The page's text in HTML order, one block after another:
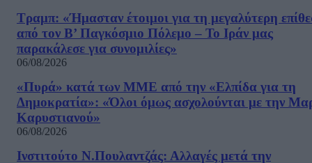
Τραμπ: «Ήμασταν έτοιμοι για τη μεγαλύτερη
από τον Β’ Παγκόσμιο Πόλεμο – Το Ιράν μας
παρακάλεσε για συνομιλίες»
06/08/2026
«Πυρά» κατά των ΜΜΕ από την «Ελπίδα για τη
Δημοκρατία»: «Όλοι όμως ασχολούνται με την
Καρυστιανού»
06/08/2026
Ινστιτούτο Ν.Πουλαντζάς: Αλλαγές μετά την